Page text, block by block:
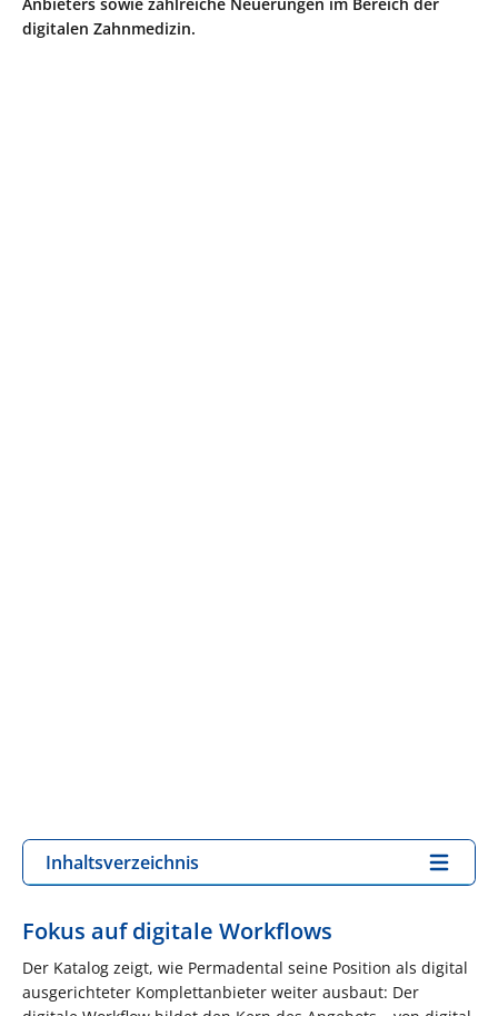
digitalen Zahnmedizin.
Inhaltsverzeichnis
Fokus auf digitale Workflows
Der Katalog zeigt, wie Permadental seine Position als digital
ausgerichteter Komplettanbieter weiter ausbaut: Der